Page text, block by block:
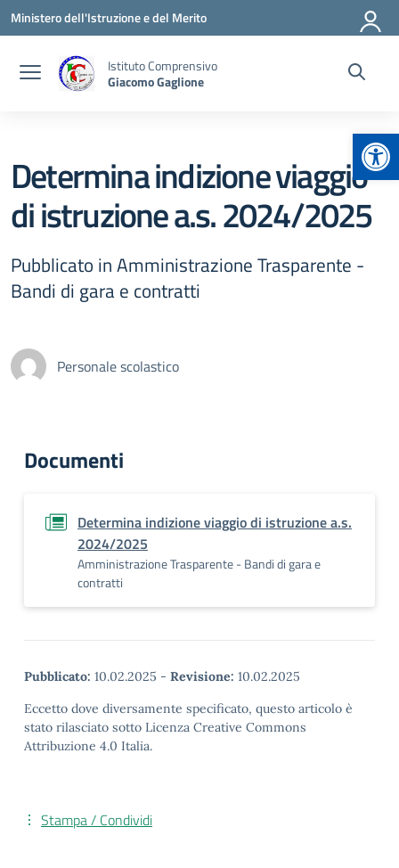
Vai ai contenuti
Vai al menu di navigazione
Vai al footer
Ministero dell'Istruzione e del Merito
Istituto Comprensivo
Giacomo Gaglione
Determina indizione viaggio
di istruzione a.s. 2024/2025
Pubblicato in Amministrazione Trasparente -
Bandi di gara e contratti
Personale scolastico
Documenti
Determina indizione viaggio di istruzione a.s.
2024/2025
Amministrazione Trasparente - Bandi di gara e
contratti
Pubblicato: 10.02.2025 - Revisione: 10.02.2025
Eccetto dove diversamente specificato, questo articolo è
stato rilasciato sotto Licenza Creative Commons
Attribuzione 4.0 Italia.
Stampa / Condividi